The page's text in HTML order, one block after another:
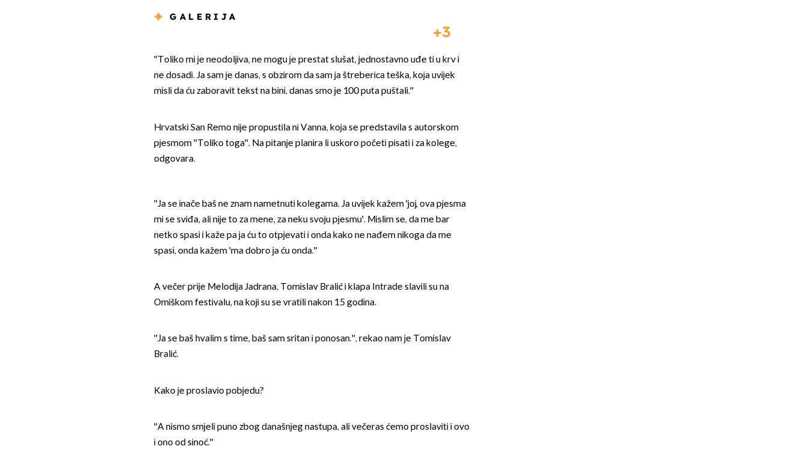
GALERIJA
3
''Toliko mi je neodoljiva, ne mogu je prestat slušat, jednostavno uđe ti u krv i
ne dosadi. Ja sam je danas, s obzirom da sam ja štreberica teška, koja uvijek
misli da ću zaboravit tekst na bini, danas smo je 100 puta puštali.''
Hrvatski San Remo nije propustila ni Vanna, koja se predstavila s autorskom
pjesmom ''Toliko toga''. Na pitanje planira li uskoro početi pisati i za kolege,
odgovara.
''Ja se inače baš ne znam nametnuti kolegama. Ja uvijek kažem 'joj, ova pjesma
mi se sviđa, ali nije to za mene, za neku svoju pjesmu'. Mislim se, da me bar
netko spasi i kaže pa ja ću to otpjevati i onda kako ne nađem nikoga da me
spasi, onda kažem 'ma dobro ja ću onda.''
A večer prije Melodija Jadrana, Tomislav Bralić i klapa Intrade slavili su na
Omiškom festivalu, na koji su se vratili nakon 15 godina.
''Ja se baš hvalim s time, baš sam sritan i ponosan.'', rekao nam je Tomislav
Bralić.
Kako je proslavio pobjedu?
''A nismo smjeli puno zbog današnjeg nastupa, ali večeras ćemo proslaviti i ovo
i ono od sinoć.''
OMOGUĆI OBAVIJESTI